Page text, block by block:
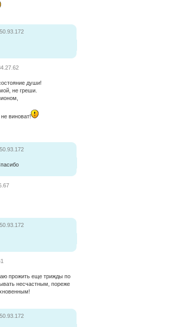
души!
не греши.
виноват!
прожить еще трижды по
несчастным, пореже